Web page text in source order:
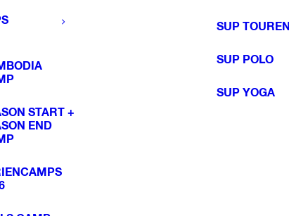
START +
END
SUP TOUREN
SUP POLO
SUP YOGA